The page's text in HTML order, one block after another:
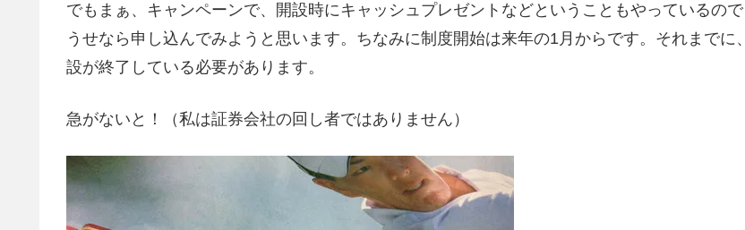
でもまぁ、キャンペーンで、開設時にキャッシュプレゼントなどということもやっているの
うせなら申し込んでみようと思います。ちなみに制度開始は来年の1月からです。それまでに
設が終了している必要があります。
急がないと！（私は証券会社の回し者ではありません）